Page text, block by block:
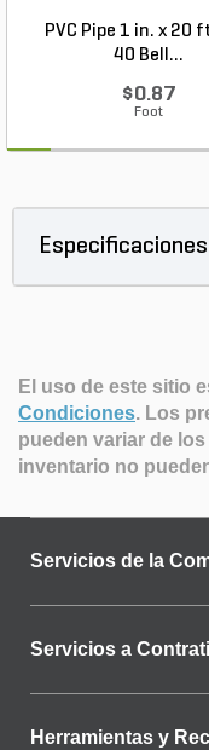
PVC Pipe 1 in. x 20
40 Bell...
$0.87
Foot
Especificaciones
El uso de este sitio
Condiciones. Los
pueden variar de
inventario no
Servicios de la
Servicios a
Herramientas y